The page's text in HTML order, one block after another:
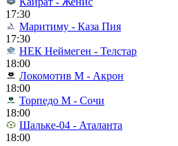
17:30
Маритиму - Каза Пия
17:30
НЕК Неймеген - Телстар
18:00
Локомотив М - Акрон
18:00
Торпедо М - Сочи
18:00
Шальке-04 - Аталанта
18:00